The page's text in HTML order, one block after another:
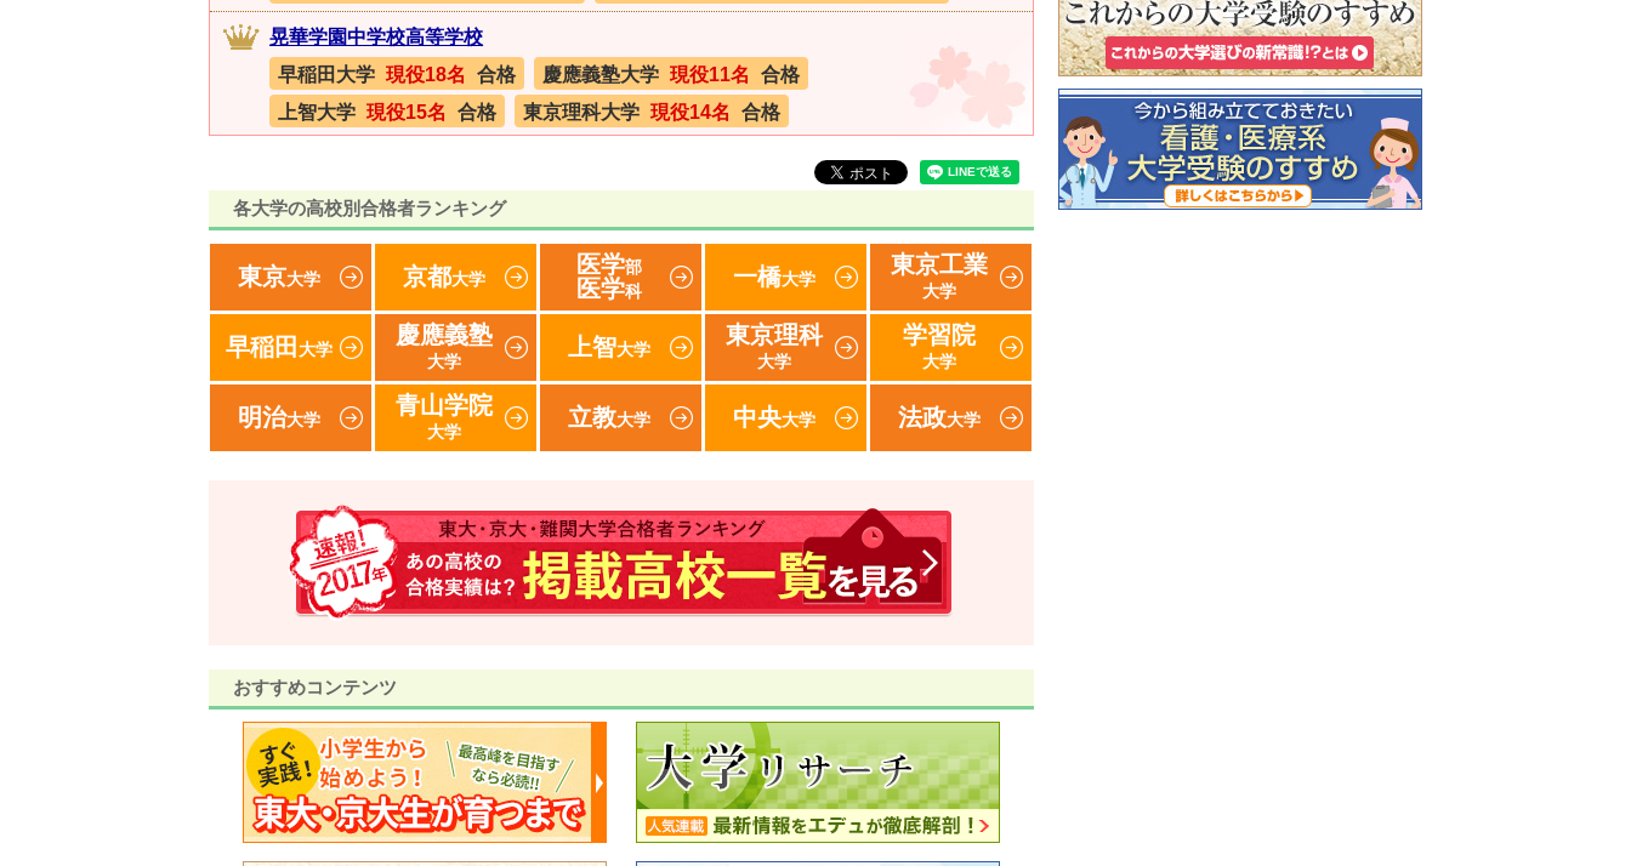
晃華学園中学校高等学校
早稲田大学 現役18名 合格 慶應義塾大学 現役11名
合格
上智大学 現役15名 合格 東京理科大学 現役14名 合格
各大学の高校別合格者ランキング
東京大学 京都大学
医学部
医学科
一橋大学
東京工業
大学
早稲田 大学
慶應義塾
大学
上智大学
東京理科
大学
学習院
大学
明治大学
青山学院
大学
立教大学 中央大学 法政大学
おすすめコンテンツ